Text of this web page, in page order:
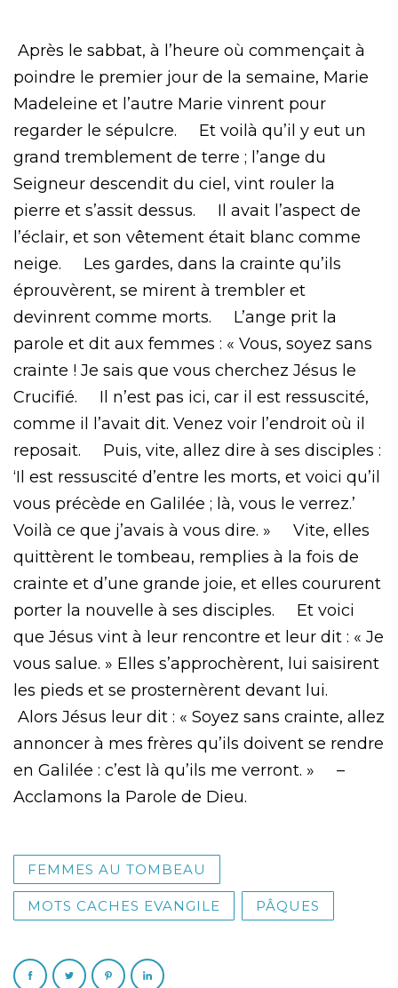
Après le sabbat, à l’heure où commençait à
poindre le premier jour de la semaine, Marie
Madeleine et l’autre Marie vinrent pour
regarder le sépulcre. Et voilà qu’il y eut un
grand tremblement de terre ; l’ange du
Seigneur descendit du ciel, vint rouler la
pierre et s’assit dessus. Il avait l’aspect de
l’éclair, et son vêtement était blanc comme
neige. Les gardes, dans la crainte qu’ils
éprouvèrent, se mirent à trembler et
devinrent comme morts. L’ange prit la
parole et dit aux femmes : « Vous, soyez sans
crainte ! Je sais que vous cherchez Jésus le
Crucifié. Il n’est pas ici, car il est ressuscité,
comme il l’avait dit. Venez voir l’endroit où il
reposait. Puis, vite, allez dire à ses disciples :
‘Il est ressuscité d’entre les morts, et voici qu’il
vous précède en Galilée ; là, vous le verrez.’
Voilà ce que j’avais à vous dire. » Vite, elles
quittèrent le tombeau, remplies à la fois de
crainte et d’une grande joie, et elles coururent
porter la nouvelle à ses disciples. Et voici
que Jésus vint à leur rencontre et leur dit : « Je
vous salue. » Elles s’approchèrent, lui saisirent
les pieds et se prosternèrent devant lui.
Alors Jésus leur dit : « Soyez sans crainte, allez
annoncer à mes frères qu’ils doivent se rendre
en Galilée : c’est là qu’ils me verront. » –
Acclamons la Parole de Dieu.
FEMMES AU TOMBEAU
MOTS CACHES EVANGILE PÂQUES